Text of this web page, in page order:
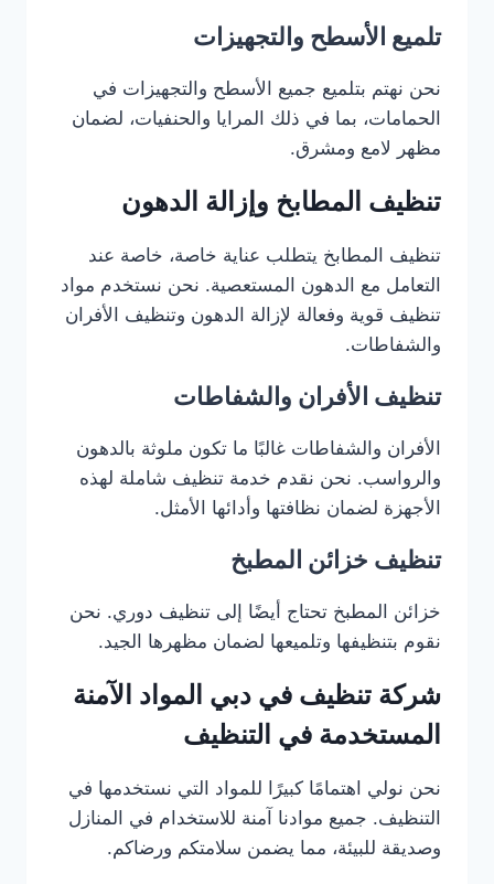
تلميع الأسطح والتجهيزات
نحن نهتم بتلميع جميع الأسطح والتجهيزات في
الحمامات، بما في ذلك المرايا والحنفيات، لضمان
مظهر لامع ومشرق.
تنظيف المطابخ وإزالة الدهون
تنظيف المطابخ يتطلب عناية خاصة، خاصة عند
التعامل مع الدهون المستعصية. نحن نستخدم مواد
تنظيف قوية وفعالة لإزالة الدهون وتنظيف الأفران
والشفاطات.
تنظيف الأفران والشفاطات
الأفران والشفاطات غالبًا ما تكون ملوثة بالدهون
والرواسب. نحن نقدم خدمة تنظيف شاملة لهذه
الأجهزة لضمان نظافتها وأدائها الأمثل.
تنظيف خزائن المطبخ
خزائن المطبخ تحتاج أيضًا إلى تنظيف دوري. نحن
نقوم بتنظيفها وتلميعها لضمان مظهرها الجيد.
شركة تنظيف في دبي المواد الآمنة
المستخدمة في التنظيف
نحن نولي اهتمامًا كبيرًا للمواد التي نستخدمها في
التنظيف. جميع موادنا آمنة للاستخدام في المنازل
وصديقة للبيئة، مما يضمن سلامتكم ورضاكم.